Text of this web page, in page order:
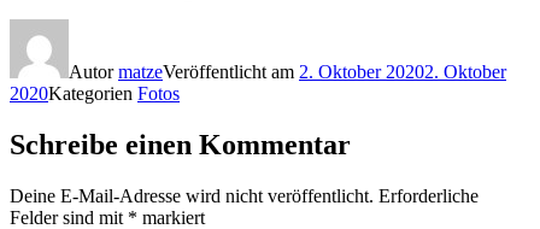
AutormatzeVeröffentlicht am 2. Oktober 20202. Oktober
2020Kategorien Fotos
Schreibe einen Kommentar
Deine E-Mail-Adresse wird nicht veröffentlicht. Erforderliche
Felder sind mit * markiert